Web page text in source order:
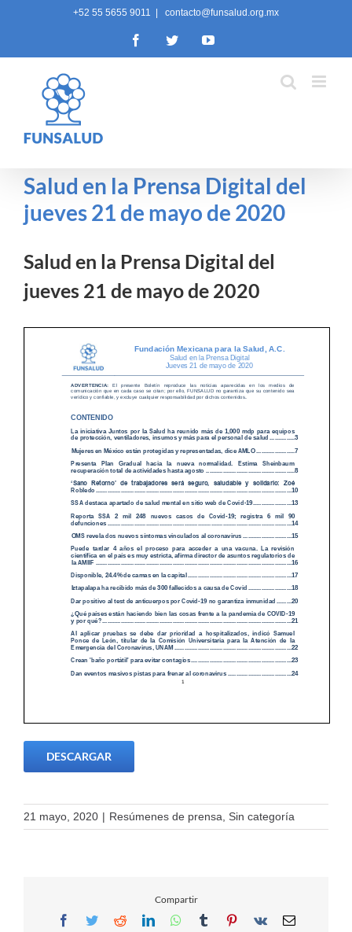
+52 55 5655 9011 contacto@funsalud.org.mx
FacebookTwitterYouTube
Salud en la Prensa Digital del
jueves 21 de mayo de 2020
Salud en la Prensa Digital del
jueves 21 de mayo de 2020
DESCARGAR
21 mayo, 2020 | Resúmenes de prensa, Sin categoría
Compartir
Facebook
TwitterRedditLinkedInWhatsApp
TumblrPinterest
Vk Email